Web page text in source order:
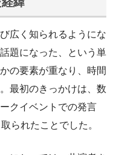
広く知られるようにな
題になった、という単
の要素が重なり、時間
最初のきっかけは、数
クイベントでの発言
られたことでした。